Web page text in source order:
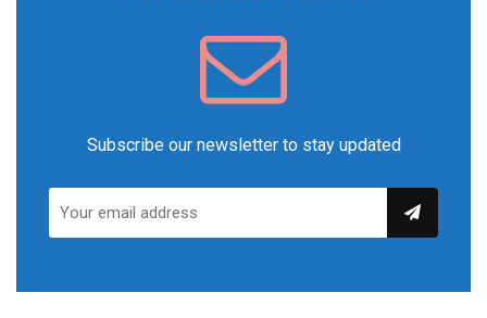
Subscribe our newsletter to stay updated